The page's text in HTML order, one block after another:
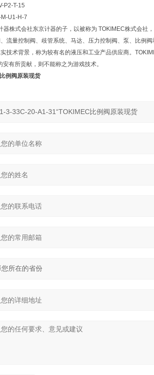
P2-T-15
U1-H-7
器株式会社东京计器的子，以被称为 TOKIMEC株式会
流量控制阀、歧管系统、马达、压力控制阀、泵、比例
技术背景，称为较有名的液压和工业产品供应商。
有所贡献，则不能称之为游戏技术。
例阀原装现货